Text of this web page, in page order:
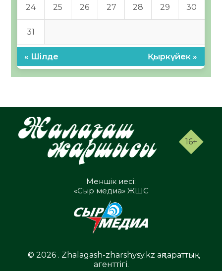
24 25 26 27 28 29 30
31
« Шілде Қыркүйек »
16+
Меншік иесі:
«Сыр медиа» ЖШС
© 2026 . Zhalagash-zharshysy.kz ақпараттық
агенттігі.